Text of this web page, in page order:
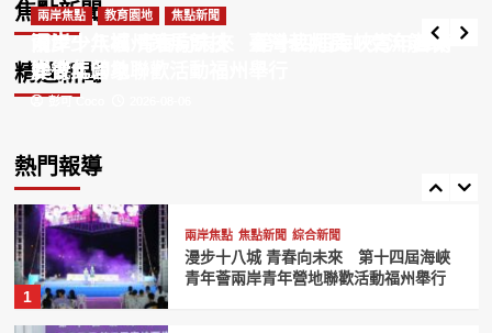
焦點新聞
彭可 Coco 2026-08-06
精選新聞
兩岸焦點 焦點新聞 綜合新聞
漫步十八城 青春向未來 第十四屆海峽青年薈兩
岸青年營地聯歡活動福州舉行
彭可 Coco
兩岸焦點 教育園地 焦點新聞
兩岸少年福州策馬競技 臺灣裁判長：交流能改
變彼此印象
彭可 Coco
熱門報導
臺青活水匯入政協 青春力量助推兩岸
5
1
兩岸焦點 焦點新聞 綜合新聞
漫步十八城 青春向未來 第十四屆海峽
青年薈兩岸青年營地聯歡活動福州舉行